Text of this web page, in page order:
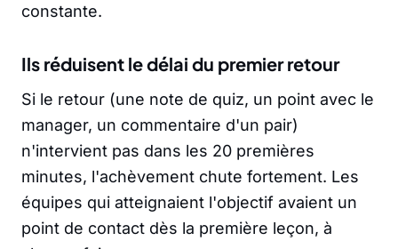
constante.
Ils réduisent le délai du premier retour
Si le retour (une note de quiz, un point avec le
manager, un commentaire d'un pair)
n'intervient pas dans les 20 premières
minutes, l'achèvement chute fortement. Les
équipes qui atteignaient l'objectif avaient un
point de contact dès la première leçon, à